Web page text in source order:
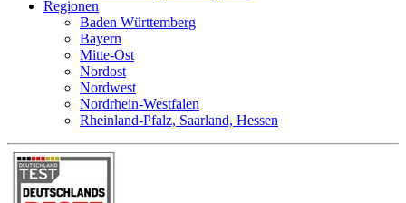
Regionen
Baden Württemberg
Bayern
Mitte-Ost
Nordost
Nordwest
Nordrhein-Westfalen
Rheinland-Pfalz, Saarland, Hessen